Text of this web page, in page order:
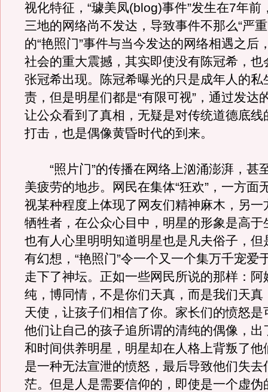
视化特征，“璩美凤(blog)事件”发生在7年前
三地的网络尚不发达，导致事件不那么“严
的“艳照门”事件与当今发达的网络相遇之后
社会的重大震撼，其实即使没有陈冠希，也
张冠希出现。陈冠希曝光的只是成年人的私
责，但是明星们都是“有限可视”，通过发达
让公众看到了真相，无疑是对传统道德底线
打击，也是偶像黄昏时代的到来。
“照片门”的传播在网络上汹涌澎湃，甚
美疲劳的地步。网民在集体“狂欢”，一方面
视某种程度上体现了网友们精神麻木，另一
牺牲者，在公众心目中，明星的形象是高于
也有人心里明明知道明星也是凡夫俗子，但
有幻想，“艳照门”令一个又一个集万千宠爱
走下了神坛。正如一些网民所说的那样：阿
纯，博同情，不是你们天真，而是我们天真
天使，让孩子们相信了你。家长们的愤怒是
他们让自己的孩子追所谓的清纯的偶像，出
和时间供养明星，明星却在人格上背叛了他
是一种无法宣泄的愤怒，最后导致他们失去
茫。但是人是需要信仰的，即使是一个虚伪